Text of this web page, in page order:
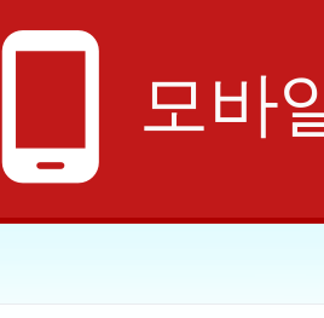
phone_android 모바